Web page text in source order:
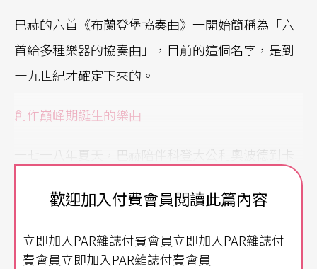
巴赫的六首《布蘭登堡協奏曲》一開始簡稱為「六
首給多種樂器的協奏曲」，目前的這個名字，是到
十九世紀才確定下來的。
創作巔峰期誕生的樂曲
一七一八年夏天，巴赫陪伴科登大公利奧波德到卡
路德維希，當時小王子對巴赫這位科登宮廷樂師的
新作品表現出濃厚的興趣。於是希望巴赫為他創作
作品。巴赫大概花了三年時間，來做這個委託創
歡迎加入付費會員閱讀此篇內容
立即加入PAR雜誌付費會員立即加入PAR雜誌付
費會員立即加入PAR雜誌付費會員